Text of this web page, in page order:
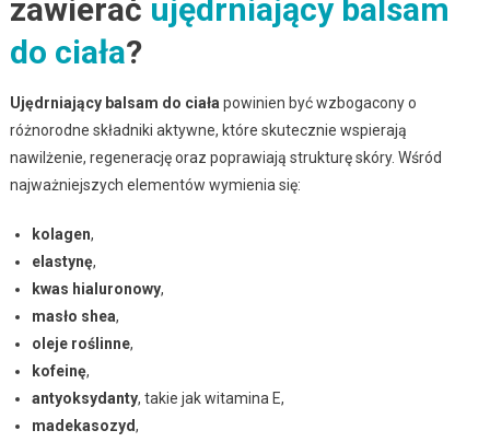
zawierać ujędrniający balsam
do ciała?
Ujędrniający balsam do ciała powinien być wzbogacony o
różnorodne składniki aktywne, które skutecznie wspierają
nawilżenie, regenerację oraz poprawiają strukturę skóry. Wśród
najważniejszych elementów wymienia się:
kolagen,
elastynę,
kwas hialuronowy,
masło shea,
oleje roślinne,
kofeinę,
antyoksydanty, takie jak witamina E,
madekasozyd,